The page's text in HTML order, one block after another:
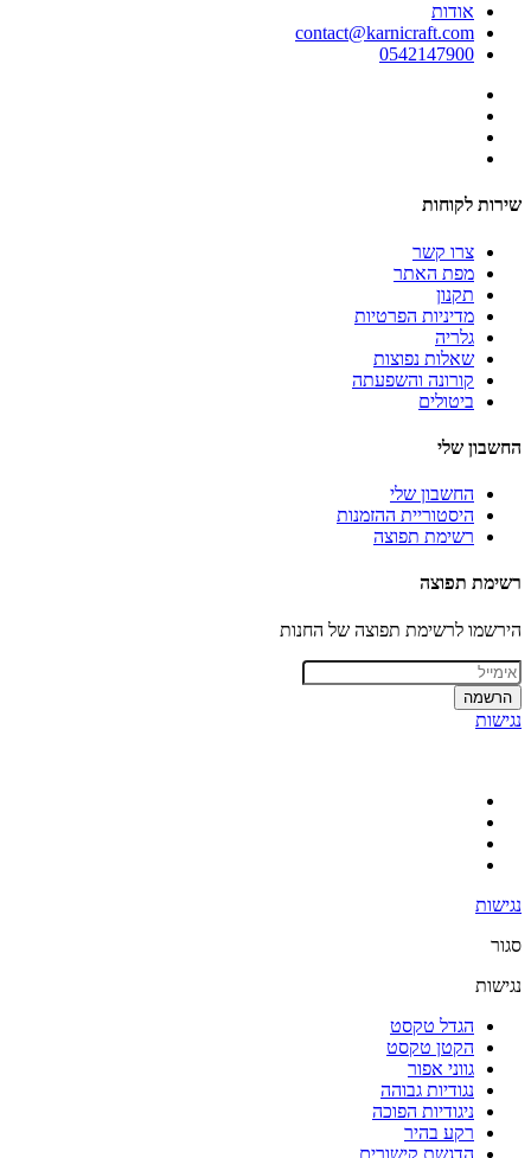
אודות
contact@karnicraft.com
0542147900
שירות לקוחות
צרו קשר
מפת האתר
תקנון
מדיניות הפרטיות
גלריה
שאלות נפוצות
קורונה והשפעתה
ביטולים
החשבון שלי
החשבון שלי
היסטוריית ההזמנות
רשימת תפוצה
רשימת תפוצה
הירשמו לרשימת תפוצה של החנות
הרשמה
נגישות
נגישות
סגור
נגישות
הגדל טקסט
הקטן טקסט
גווני אפור
נגודיות גבוהה
ניגודיות הפוכה
רקע בהיר
הדגשת קישורים